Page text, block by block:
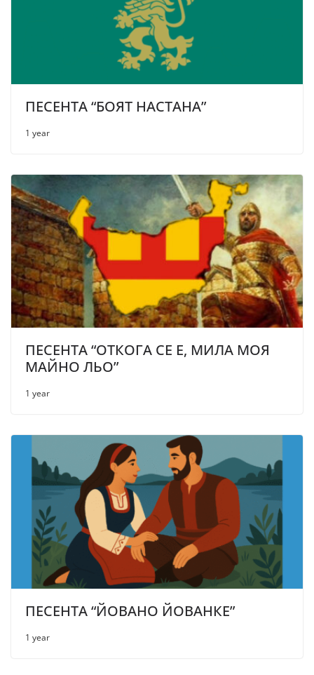
ПЕСЕНТА “БОЯТ НАСТАНА”
1 year
ПЕСЕНТА “ОТКОГА СЕ Е, МИЛА МОЯ
МАЙНО ЛЬО”
1 year
ПЕСЕНТА “ЙОВАНО ЙОВАНКЕ”
1 year